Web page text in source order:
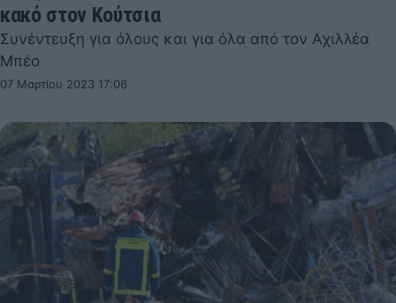
κακό στον Κούτσια
Συνέντευξη για όλους και για όλα από τον Αχιλλέα
Μπέο
07 Μαρτίου 2023 17:06